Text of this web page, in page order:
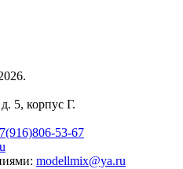
5, корпус Г.
53-67
modellmix@ya.ru